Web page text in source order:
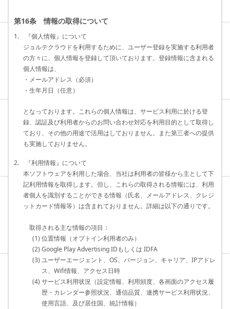
第16条 情報の取得について
1. 『個人情報』について
ジョルテクラウドを利用するために、ユーザー登録を実施する利用者
の方々に、個人情報を登録して頂いております。登録情報に含まれる
個人情報は、
・メールアドレス（必須）
・生年月日（任意）
となっております。これらの個人情報は、サービス利用に於ける登
録、認証及び利用者からのお問い合わせ対応を利用目的として取得し
ており、その他の用途で活用はしておりません。また第三者への提供
も実施しておりません。
2. 『利用情報』について
本ソフトウェアを利用した場合、当社は利用者の皆様から主として下
記利用情報を取得します。但し、これらの取得される情報には、利用
者個人を識別することができる情報（氏名、メールアドレス、クレジ
ットカード情報等）は含まれておりません。詳細は以下の通りです。
取得される主な情報の項目：
(1) 位置情報（オプトイン利用者のみ）
(2) Google Play Advertising IDもしくは IDFA
(3) ユーザーエージェント、OS、バージョン、キャリア、IPアドレ
ス、Wifi情報、アクセス日時
(4) サービス利用状況（設定情報、利用頻度、各画面のアクセス履
歴・カレンダー参照状況、通信品質、連携サービス利用状況、
使用言語、及び居住国、統計情報）